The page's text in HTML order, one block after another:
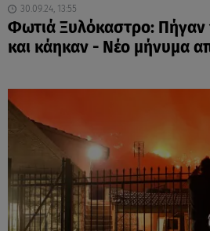
30.09.24, 13:55
Φωτιά Ξυλόκαστρο:
και κάηκαν - Νέο μήνυμα